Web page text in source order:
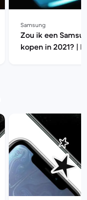
Samsung
Zou ik een
kopen in 2021? |